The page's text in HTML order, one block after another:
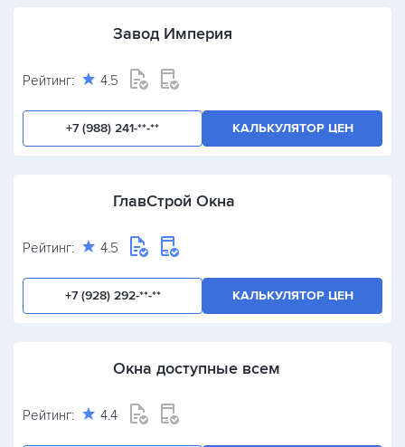
Завод Империя
Рейтинг: 4.5
+7 (988) 241-**-** КАЛЬКУЛЯТОР ЦЕН
ГлавСтрой Окна
Рейтинг: 4.5
+7 (928) 292-**-** КАЛЬКУЛЯТОР ЦЕН
Окна доступные всем
Рейтинг: 4.4